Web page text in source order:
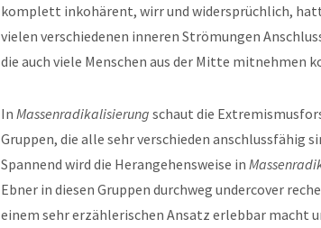
komplett inkohärent, wirr und widersprüchlich,
vielen verschiedenen inneren Strömungen
die auch viele Menschen aus der Mitte mitnehmen
In Massenradikalisierung schaut die
Gruppen, die alle sehr verschieden anschlussfähig
Spannend wird die Herangehensweise in
Ebner in diesen Gruppen durchweg undercover
einem sehr erzählerischen Ansatz erlebbar macht